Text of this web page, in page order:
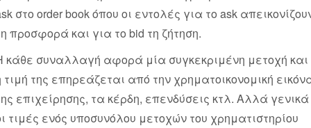
στο order book όπου οι εντολές για το ask
προσφορά και για το bid τη ζήτηση.
κάθε συναλλαγή αφορά μία συγκεκριμένη μετοχή και
τιμή της επηρεάζεται από την χρηματοικονομική
επιχείρησης, τα κέρδη, επενδύσεις κτλ. Αλλά γενικά
τιμές ενός υποσυνόλου μετοχών του χρηματιστηρίου